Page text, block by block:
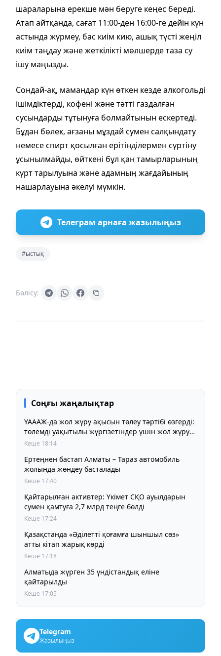
шараларына ерекше мән беруге кеңес береді.
Атап айтқанда, сағат 11:00-ден 16:00-ге дейін күн
астында жүрмеу, бас киім кию, ашық түсті жеңіл
киім таңдау және жеткілікті мөлшерде таза су
ішу маңызды.
Сондай-ақ, мамандар күн өткен кезде алкогольді
ішімдіктерді, кофені және тәтті газдалған
сусындарды тұтынуға болмайтынын ескертеді.
Бұдан бөлек, ағзаны мұздай сумен салқындату
немесе спирт қосылған ерітінділермен сүртіну
ұсынылмайды, өйткені бұл қан тамырларының
күрт тарылуына және адамның жағдайының
нашарлауына әкелуі мүмкін.
Телеграм арнаға жазылыңыз
#ыстық
Бөлісу:
Соңғы жаңалықтар
ҮАААЖ-да жол жүру ақысын төлеу тәртібі өзгерді:
төлемді уақытылы жүргізетіндер үшін жол жүру
құны бұрынғы деңгейде сақталады
Кеше 18:14
Ертеңнен бастап Алматы – Тараз автомобиль
жолында жөндеу басталады
Кеше 17:40
Қайтарылған активтер: Үкімет СҚО ауылдарын
сумен қамтуға 2,7 млрд теңге бөлді
Кеше 17:24
Қазақстанда «Әділетті қоғамға шыншыл сөз»
атты кітап жарық көрді
Кеше 17:18
Алматыда жүрген 35 үндістандық еліне
қайтарылды
Кеше 17:05
Telegram
Жазылыңыз